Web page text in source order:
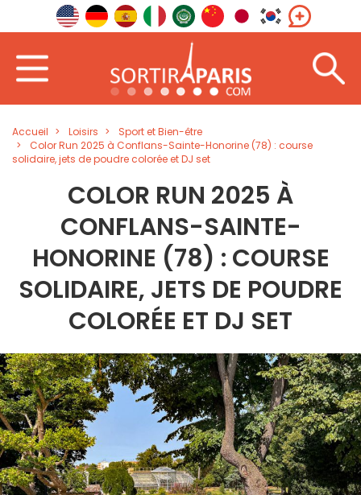
Accueil Loisirs
Sport et Bien-être
Color Run 2025 à Conflans-Sainte-Honorine (78) : course
solidaire, jets de poudre colorée et DJ set
COLOR RUN 2025 À
CONFLANS-SAINTE-
HONORINE (78) : COURSE
SOLIDAIRE, JETS DE POUDRE
COLORÉE ET DJ SET